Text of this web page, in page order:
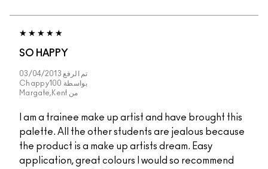
SO HAPPY
تم الرفع 03/04/2013
بواسطة Chappy100
منMargate,Kent
I am a trainee make up artist and have brought this
palette. All the other students are jealous because
the product is a make up artists dream. Easy
application, great colours I would so recommend